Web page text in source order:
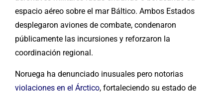
espacio aéreo sobre el mar Báltico. Ambos Estados
desplegaron aviones de combate, condenaron
públicamente las incursiones y reforzaron la
coordinación regional.
Noruega ha denunciado inusuales pero notorias
violaciones en el Árctico, fortaleciendo su estado de